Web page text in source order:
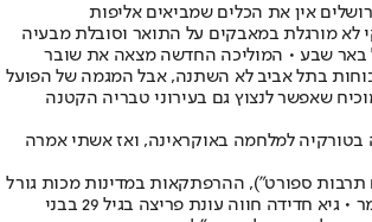
אין את הכלים שמביאים אליפות
לא מורגלת במאבקים על התואר וסובלת מבעיה
באר שבע • המוליכה החדשה מצאה את שובר
בתל אביב לא השתנה, אבל המגמה של הפועל
שאפשר לנצוץ גם בעירוני טבריה הקטנה
למלחמה באוקראינה, ואז אשתי אמרה
תרבות ספורט"), ההרפתקאות במדינות מכות גורל
והפריחה לצד שרון מימר • גיא חדידה חווה עונת פריצה בגיל 29 בבני